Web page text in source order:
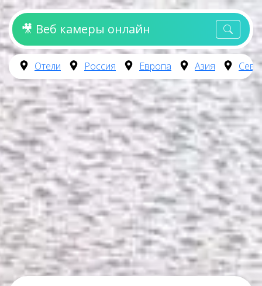
🎥 Веб камеры онлайн
Отели Россия Европа Азия